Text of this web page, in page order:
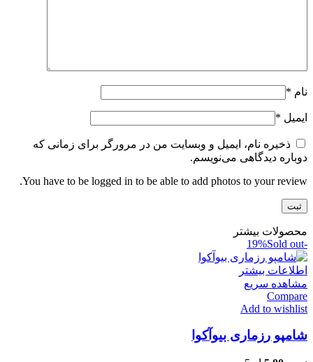
نام *
ایمیل *
ذخیره نام، ایمیل و وبسایت من در مرورگر برای زمانی که
دوباره دیدگاهی می‌نویسم.
You have to be logged in to be able to add photos to your review.
محصولات بیشتر
-19%
Sold out
اطلاعات بیشتر
مشاهده سریع
Compare
Add to wishlist
شامپو رزماری بیوآکوا